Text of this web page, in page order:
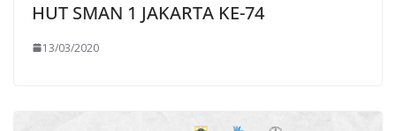
HUT SMAN 1 JAKARTA KE-74
13/03/2020